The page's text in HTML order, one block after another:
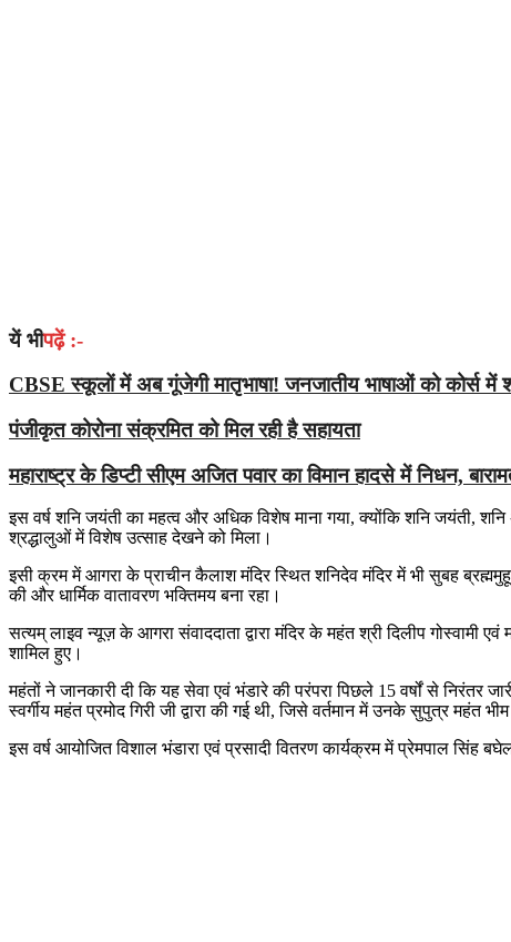
यें भीपढ़ें :-
CBSE स्कूलों में अब गूंजेगी मातृभाषा! जनजातीय भाषाओं को कोर्स में
पंजीकृत कोरोना संक्रमित को मिल रही है सहायता
महाराष्ट्र के डिप्टी सीएम अजित पवार का विमान हादसे में निधन,
इस वर्ष शनि जयंती का महत्व और अधिक विशेष माना गया, क्योंकि शनि जयंती,
श्रद्धालुओं में विशेष उत्साह देखने को मिला।
इसी क्रम में आगरा के प्राचीन कैलाश मंदिर स्थित शनिदेव मंदिर में भी सुबह
की और धार्मिक वातावरण भक्तिमय बना रहा।
सत्यम् लाइव न्यूज़ के आगरा संवाददाता द्वारा मंदिर के महंत श्री दिलीप गोस्वामी
शामिल हुए।
महंतों ने जानकारी दी कि यह सेवा एवं भंडारे की परंपरा पिछले 15 वर्षों से
स्वर्गीय महंत प्रमोद गिरी जी द्वारा की गई थी, जिसे वर्तमान में उनके सुपुत्र महंत भीम
इस वर्ष आयोजित विशाल भंडारा एवं प्रसादी वितरण कार्यक्रम में प्रेमपाल सिंह